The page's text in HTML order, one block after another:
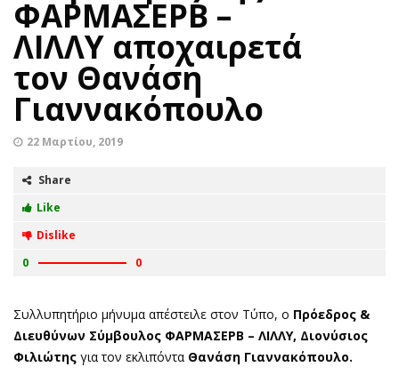
ΦΑΡΜΑΣΕΡΒ –
ΛΙΛΛΥ αποχαιρετά
τον Θανάση
Γιαννακόπουλο
22 Μαρτίου, 2019
Share
Like
Dislike
0
0
Συλλυπητήριο μήνυμα απέστειλε στον Τύπο, ο Πρόεδρος &
Διευθύνων Σύμβουλος ΦΑΡΜΑΣΕΡΒ – ΛΙΛΛΥ, Διονύσιος
Φιλιώτης για τον εκλιπόντα Θανάση Γιαννακόπουλο.